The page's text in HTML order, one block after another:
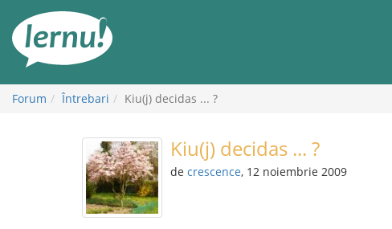
conținut
Forum Întrebari Kiu(j) decidas ... ?
Kiu(j) decidas ... ?
de crescence, 12 noiembrie 2009